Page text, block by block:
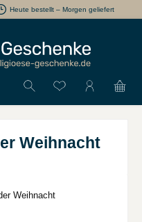
Heute bestellt – Morgen geliefert
Du hast 0
Weihnacht